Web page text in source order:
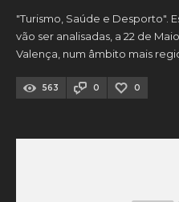
"Turismo, Saúde e Desporto".
vão ser analisadas, a 22 de
Valença, num âmbito mais
563 0 0